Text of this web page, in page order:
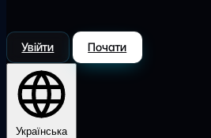
Увійти Почати
Українська